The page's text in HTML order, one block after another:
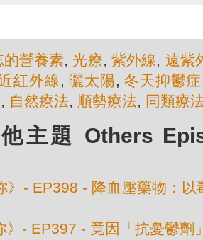
營養素, 光療, 紫外線, 遠紫
紅外線 , 曬太陽,冬天抑鬱症
, 自然療法, 順勢療法, 同類療
主題 Others
》- EP398 - 降血壓藥物：
》- EP397 - 竟因「抗憂鬱劑